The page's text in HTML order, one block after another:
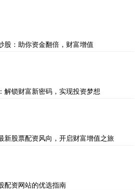
股：助你资金翻倍，财富增值
解锁财富新密码，实现投资梦想
新股票配资风向，开启财富增值之旅
配资网站的优选指南